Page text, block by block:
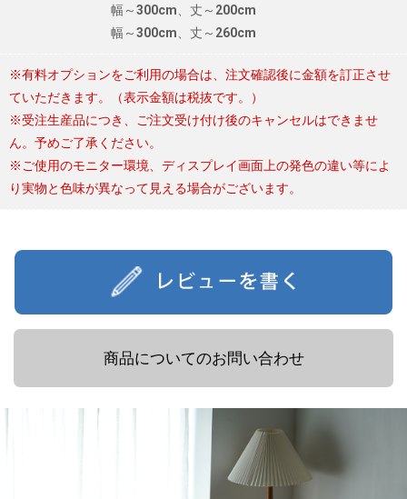
幅～300cm、丈～200cm
幅～300cm、丈～260cm
※有料オプションをご利用の場合は、注文確認後に金額を訂正させ
ていただきます。（表示金額は税抜です。）
※受注生産品につき、ご注文受け付け後のキャンセルはできませ
ん。予めご了承ください。
※ご使用のモニター環境、ディスプレイ画面上の発色の違い等によ
り実物と色味が異なって見える場合がございます。
商品についてのお問い合わせ